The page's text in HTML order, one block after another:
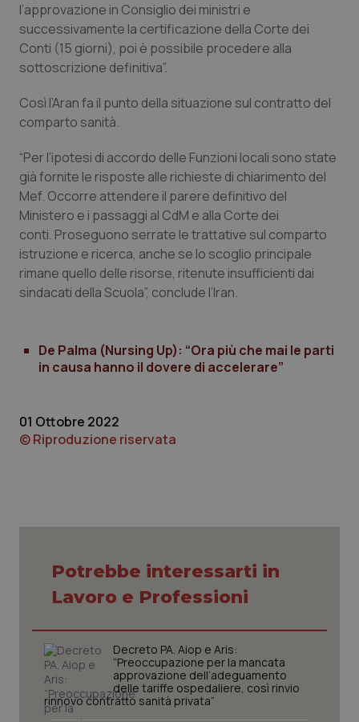
Calabria
Campania
Emilia-Romagna
Lazio
Liguria
Lombardia
Molise
Provincia Autonoma di Bolzano
Sicilia
Toscana
Umbria
Asma & BPCO
Car-T
Colesterolo & coronaropatie
Diabete & glucometri
Disturbi dell’umore
Dolore
Epatiti
Infezioni & Febbre
Neuroscienze & patologie neurodegenerative
Obesità
Oftalmologia
l’approvazione in Consiglio dei ministri e
successivamente la certificazione della Corte dei
Conti (15 giorni), poi è possibile procedere alla
sottoscrizione definitiva”.
Così l’Aran fa il punto della situazione sul contratto del
comparto sanità.
“Per l’ipotesi di accordo delle Funzioni locali sono state
già fornite le risposte alle richieste di chiarimento del
Mef. Occorre attendere il parere definitivo del
Ministero e i passaggi al CdM e alla Corte dei
conti. Proseguono serrate le trattative sul comparto
istruzione e ricerca, anche se lo scoglio principale
rimane quello delle risorse, ritenute insufficienti dai
sindacati della Scuola”, conclude l’Iran.
De Palma (Nursing Up): “Ora più che mai le parti
in causa hanno il dovere di accelerare”
01 Ottobre 2022
© Riproduzione riservata
Potrebbe interessarti in
Lavoro e Professioni
Decreto PA. Aiop e Aris:
“Preoccupazione per la mancata
approvazione dell’adeguamento
delle tariffe ospedaliere, così rinvio
rinnovo contratto sanità privata”